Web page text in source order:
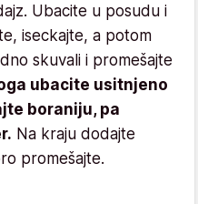
Ubacite u posudu i
iseckajte, a potom
skuvali i promešajte
ubacite usitnjeno
boraniju, pa
Na kraju dodajte
promešajte.